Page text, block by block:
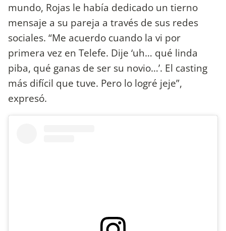
mundo, Rojas le había dedicado un tierno
mensaje a su pareja a través de sus redes
sociales. “Me acuerdo cuando la vi por
primera vez en Telefe. Dije ‘uh… qué linda
piba, qué ganas de ser su novio…’. El casting
más difícil que tuve. Pero lo logré jeje”,
expresó.